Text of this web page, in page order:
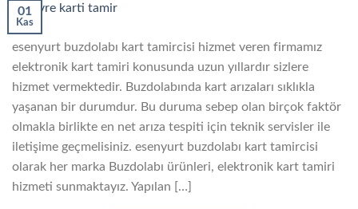
01
Kas
esenyurt buzdolabı kart tamircisi hizmet veren firmamız
elektronik kart tamiri konusunda uzun yıllardır sizlere
hizmet vermektedir. Buzdolabında kart arızaları sıklıkla
yaşanan bir durumdur. Bu duruma sebep olan birçok faktör
olmakla birlikte en net arıza tespiti için teknik servisler ile
iletişime geçmelisiniz. esenyurt buzdolabı kart tamircisi
olarak her marka Buzdolabı ürünleri, elektronik kart tamiri
hizmeti sunmaktayız. Yapılan […]